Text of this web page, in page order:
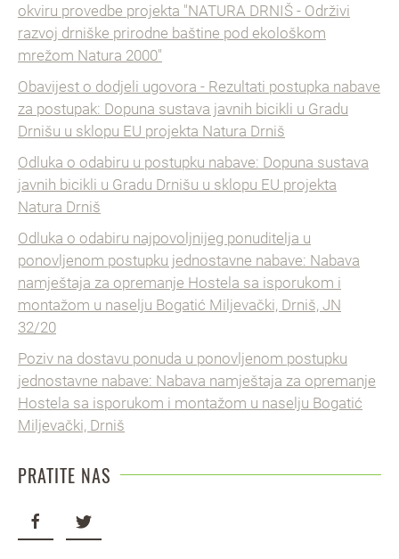
okviru provedbe projekta "NATURA DRNIŠ - Održivi
razvoj drniške prirodne baštine pod ekološkom
mrežom Natura 2000"
Obavijest o dodjeli ugovora - Rezultati postupka nabave
za postupak: Dopuna sustava javnih bicikli u Gradu
Drnišu u sklopu EU projekta Natura Drniš
Odluka o odabiru u postupku nabave: Dopuna sustava
javnih bicikli u Gradu Drnišu u sklopu EU projekta
Natura Drniš
Odluka o odabiru najpovoljnijeg ponuditelja u
ponovljenom postupku jednostavne nabave: Nabava
namještaja za opremanje Hostela sa isporukom i
montažom u naselju Bogatić Miljevački, Drniš, JN
32/20
Poziv na dostavu ponuda u ponovljenom postupku
jednostavne nabave: Nabava namještaja za opremanje
Hostela sa isporukom i montažom u naselju Bogatić
Miljevački, Drniš
PRATITE NAS